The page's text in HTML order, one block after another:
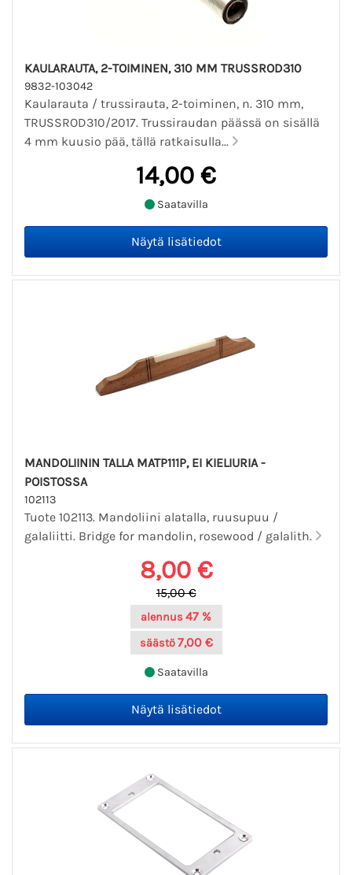
KAULARAUTA, 2-TOIMINEN, 310 MM TRUSSROD310
9832-103042
Kaularauta / trussirauta, 2-toiminen, n. 310 mm,
TRUSSROD310/2017. Trussiraudan päässä on sisällä
4 mm kuusio pää, tällä ratkaisulla...
14,00 €
Saatavilla
MANDOLIININ TALLA MATP111P, EI KIELIURIA -
POISTOSSA
102113
Tuote 102113. Mandoliini alatalla, ruusupuu /
galaliitti. Bridge for mandolin, rosewood / galalith.
8,00 €
15,00 €
alennus47 %
säästö 7,00 €
Saatavilla